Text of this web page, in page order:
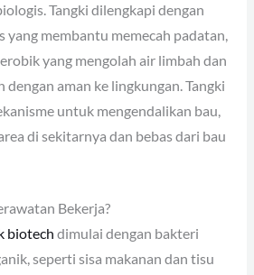
Tangki dilengkapi dengan
yang membantu memecah padatan,
yang mengolah air limbah dan
dengan aman ke lingkungan. Tangki
untuk mengendalikan bau,
di sekitarnya dan bebas dari bau
Bekerja?
biotech dimulai dengan bakteri
seperti sisa makanan dan tisu